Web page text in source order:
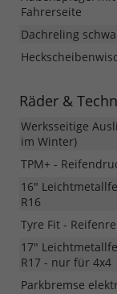
Fahrerseite
Dachreling
Räder &
Werksseitige
im Winter)
TPM+ -
16"
R16
Tyre Fit -
17"
R17 - nur für 4x4
Parkbremse